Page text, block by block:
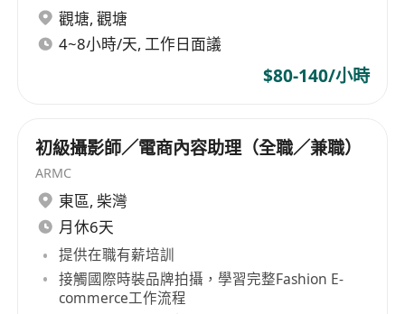
觀塘, 觀塘
4~8小時/天, 工作日面議
$80-140/小時
初級攝影師／電商內容助理（全職／兼職）
ARMC
東區, 柴灣
月休6天
提供在職有薪培訓
接觸國際時裝品牌拍攝，學習完整Fashion E-
commerce工作流程